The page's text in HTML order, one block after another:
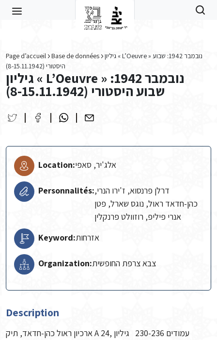
Page d’accueil Base de données
גיליון « L’Oeuvre » נובמבר 1942: שבוע
היסטורי (8-15.11.1942)
גיליון « L’Oeuvre » נובמבר 1942:
שבוע היסטורי (8-15.11.1942)
Location:אלג'יר, סאפי
Personnalités:דרלן פרנסוא, ז'ירו הנרי,
כהן-חדאד ראול, נוגס שארל, פטן
אנרי פיליפ, רוזוולט פרנקלין
Keyword:אזרחות
Organization:צבא צרפת החופשית
Description
ארכיון ראול כהן-חדאד, תיק A 24, עמודים 230-236 גיליון